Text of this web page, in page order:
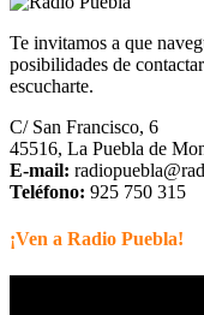
Te invitamos a que
posibilidades de
escucharte.
C/ San Francisco, 6
45516, La Puebla de
E-mail:
Teléfono: 925 750 315
¡Ven a Radio Puebla!